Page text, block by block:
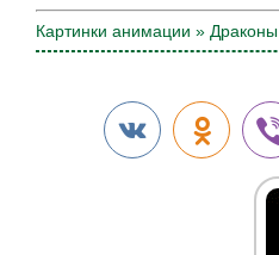
Картинки анимации » Драконы